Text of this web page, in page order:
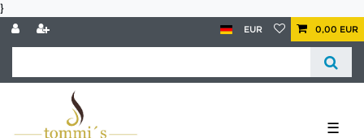
}
EUR 0,00 EUR
☰